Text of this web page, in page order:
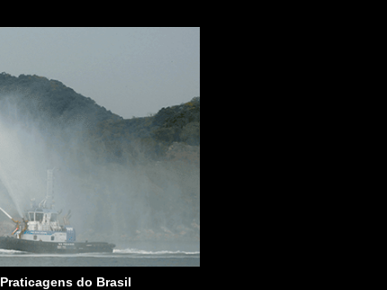
Praticagens do Brasil